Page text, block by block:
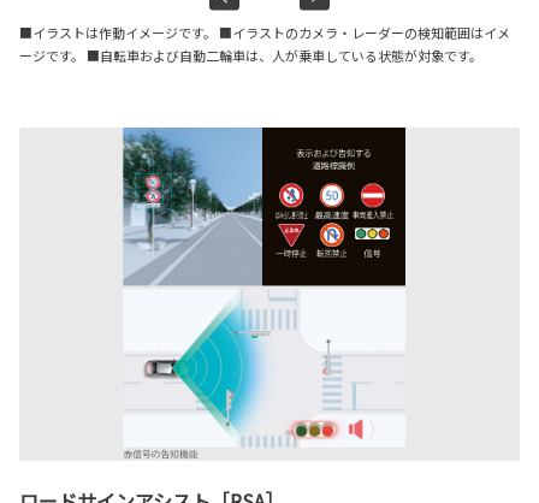
■イラストは作動イメージです。 ■イラストのカメラ・レーダーの検知範囲はイメ
ージです。 ■自転車および自動二輪車は、人が乗車している状態が対象です。